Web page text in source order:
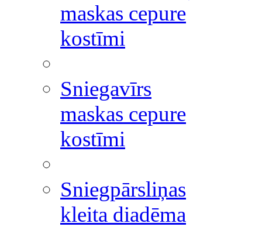
maskas cepure
kostīmi
Sniegavīrs
maskas cepure
kostīmi
Sniegpārsliņas
kleita diadēma